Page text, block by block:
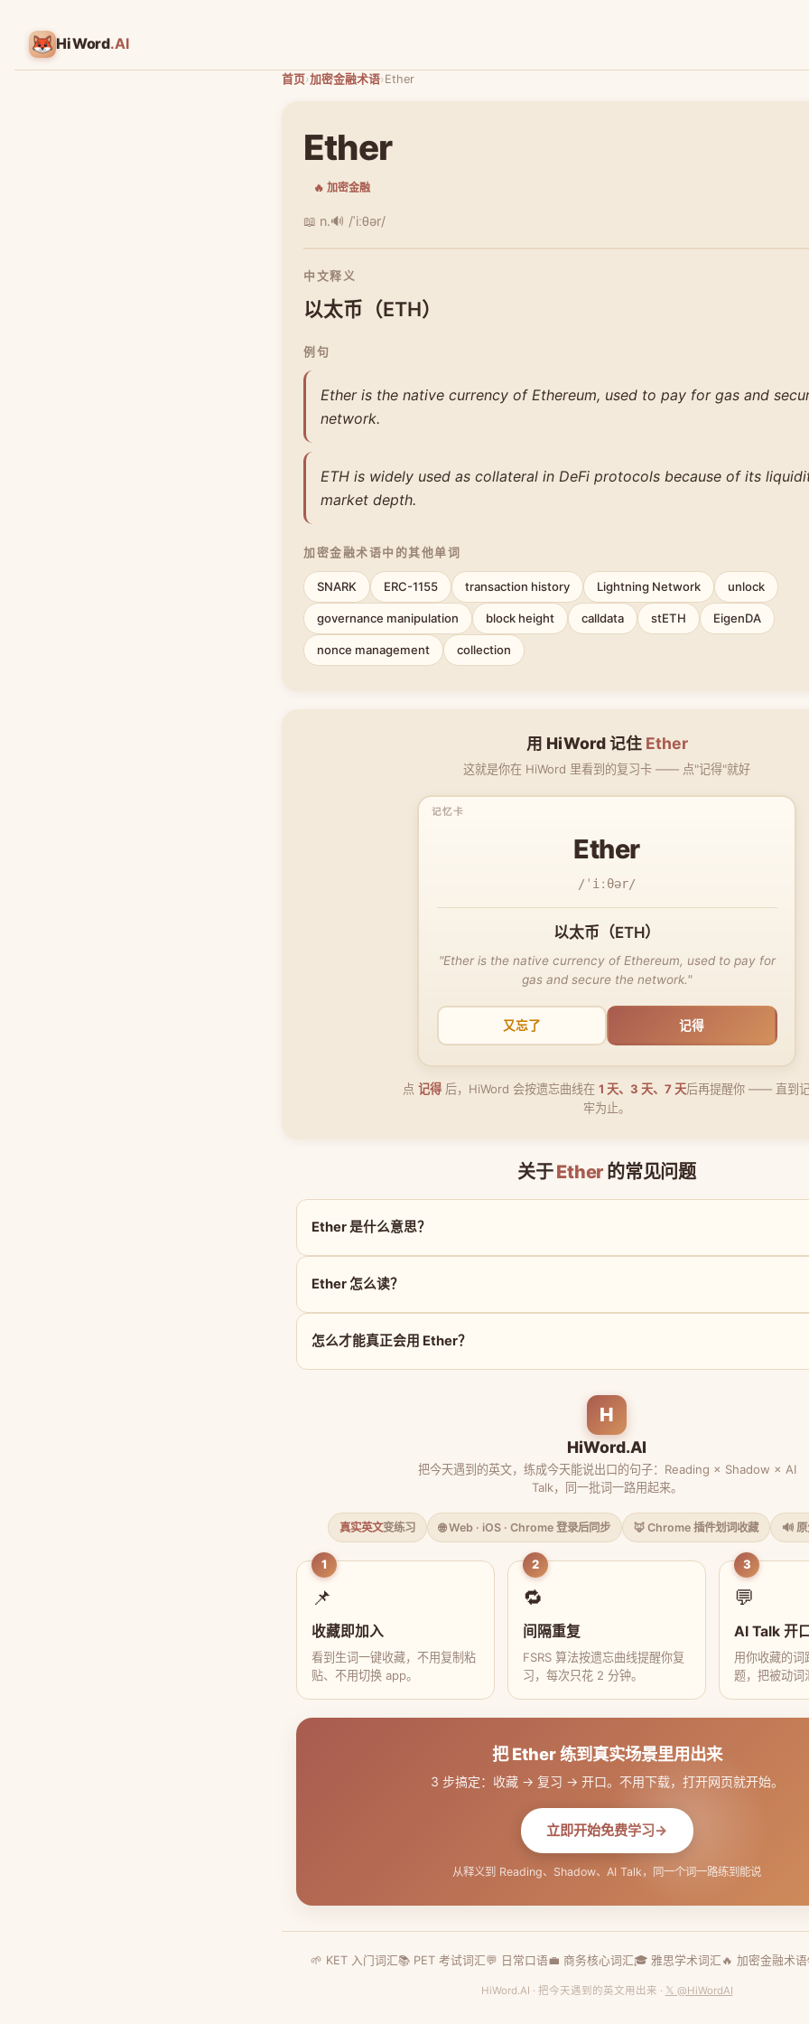
HiWord.AI
首页›加密金融术语›Ether
Ether
🔥 加密金融
📖 n.🔊 /ˈiːθər/
中文释义
以太币（ETH）
例句
Ether is the native currency of Ethereum, used to pay for gas and
network.
ETH is widely used as collateral in DeFi protocols because of its
market depth.
加密金融术语中的其他单词
SNARK ERC-1155 transaction history Lightning Network unlock
governance manipulation block height calldata stETH EigenDA
nonce management collection
用 HiWord 记住 Ether
这就是你在 HiWord 里看到的复习卡 —— 点"记得"就好
Ether
/ˈiːθər/
以太币（ETH）
"Ether is the native currency of Ethereum, used to pay for
gas and secure the network."
又忘了 记得
点 记得 后，HiWord 会按遗忘曲线在 1 天、3 天、7 天后再提醒你 —— 直到
牢为止。
关于Ether 的常见问题
Ether 是什么意思？
Ether 怎么读？
怎么才能真正会用 Ether？
H
HiWord.AI
把今天遇到的英文，练成今天能说出口的句子：Reading × Shadow × AI
Talk，同一批词一路用起来。
真实英文变练习 🌐 Web · iOS · Chrome 登录后同步 🦊 Chrome 插件划词收藏 🔊
1
📌
收藏即加入
看到生词一键收藏，不用复制粘
贴、不用切换 app。
2
🔁
间隔重复
FSRS 算法按遗忘曲线提醒你复
习，每次只花 2 分钟。
3
💬
AI Talk 开
用你收藏的词
题，把被动词
把 Ether 练到真实场景里用出来
3 步搞定：收藏 → 复习 → 开口。不用下载，打开网页就开始。
立即开始免费学习
从释义到 Reading、Shadow、AI Talk，同一个词一路练到能说
🌱 KET 入门词汇📚 PET 考试词汇💬 日常口语💼 商务核心词汇🎓 雅思学术词汇 🔥 加密金融术语
HiWord.AI · 把今天遇到的英文用出来 · 𝕏 @HiWordAI